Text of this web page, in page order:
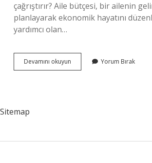
çağrıştırır? Aile bütçesi, bir ailenin
planlayarak ekonomik hayatını
yardımcı olan…
Devamını okuyun
Kelimesi
Yorum Bırak
Sitemap